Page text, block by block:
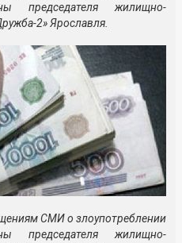
председателя жилищно-
2» Ярославля.
СМИ о злоупотреблении
председателя жилищно-